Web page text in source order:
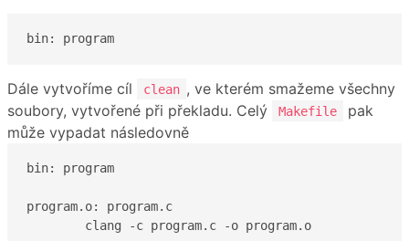
bin: program
Dále vytvoříme cíl clean , ve kterém smažeme všechny
soubory, vytvořené při překladu. Celý
Makefile
pak
může vypadat následovně
bin: program
program.o: program.c